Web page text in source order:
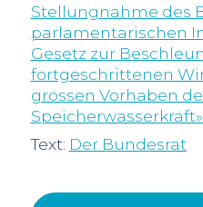
Stellungnahme des
parlamentarischen
Gesetz zur
fortgeschrittenen
grossen Vorhaben
Speicherwasserkraft»
Text: Der Bundesrat